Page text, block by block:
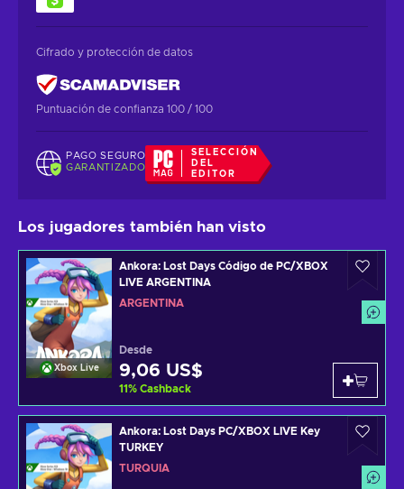
Cifrado y protección de datos
Puntuación de confianza 100 / 100
PAGO SEGURO
GARANTIZADO
SELECCIÓN
DEL
EDITOR
Los jugadores también han visto
Xbox Live
Ankora: Lost Days Código de PC/XBOX
LIVE ARGENTINA
ARGENTINA
Desde
9,06 US$
11% Cashback
Ankora: Lost Days PC/XBOX LIVE Key
TURKEY
TURQUÍA